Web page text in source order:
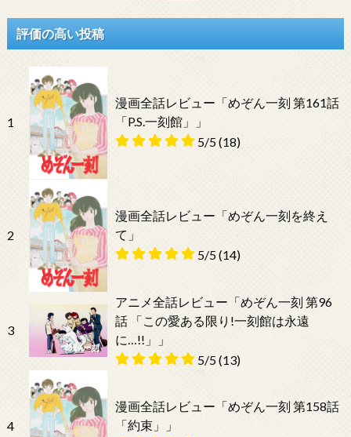
評価の高い投稿
1
漫画全話レビュー「めぞん一刻 第161話
「P.S.一刻館」」
5/5(18)
2
漫画全話レビュー「めぞん一刻を終え
て」
5/5(14)
3
アニメ全話レビュー「めぞん一刻 第96
話 「この愛ある限り!一刻館は永遠
に…!!」」
5/5(13)
4
漫画全話レビュー「めぞん一刻 第158話
「約束」」